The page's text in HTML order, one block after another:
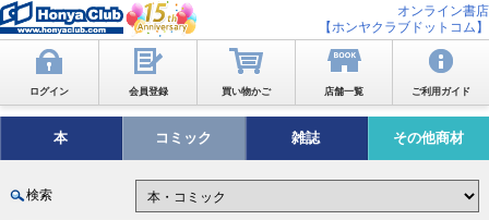
オンライン書店
【ホンヤクラブドットコム】
ログイン 会員登録 買い物かご 店舗一覧 ご利用ガイド
本 コミック 雑誌 その他商材
検索